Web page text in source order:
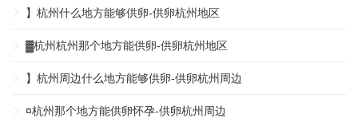
】杭州什么地方能够供卵-供卵杭州地区
▓杭州杭州那个地方能供卵-供卵杭州地区
】杭州周边什么地方能够供卵-供卵杭州周边
¤杭州那个地方能供卵怀孕-供卵杭州周边